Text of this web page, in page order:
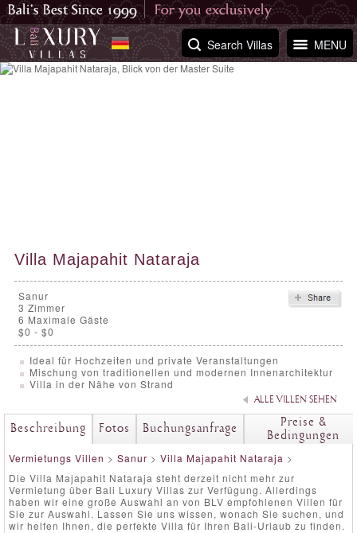
MENU
Search Villas
Villa Majapahit Nataraja
Sanur
3 Zimmer
6 Maximale Gäste
$0 - $0
Ideal für Hochzeiten und private Veranstaltungen
Mischung von traditionellen und modernen Innenarchitektur
Villa in der Nähe von Strand
ALLE VILLEN SEHEN
Beschreibung Fotos Buchungsanfrage
Preise &
Bedingungen
Vermietungs Villen > Sanur > Villa Majapahit Nataraja >
Die Villa Majapahit Nataraja steht derzeit nicht mehr zur
Vermietung über Bali Luxury Villas zur Verfügung. Allerdings
haben wir eine große Auswahl an von BLV empfohlenen Villen für
Sie zur Auswahl. Lassen Sie uns wissen, wonach Sie suchen, und
wir helfen Ihnen, die perfekte Villa für Ihren Bali-Urlaub zu finden.